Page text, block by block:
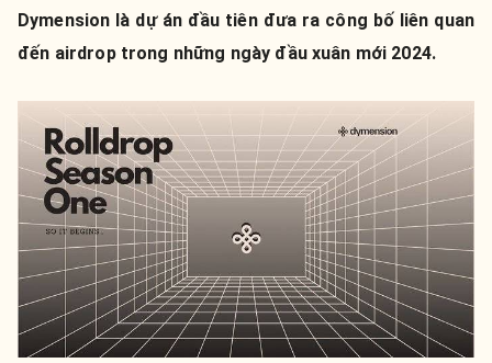
Dymension là dự án đầu tiên đưa ra công bố liên quan
đến airdrop trong những ngày đầu xuân mới 2024.